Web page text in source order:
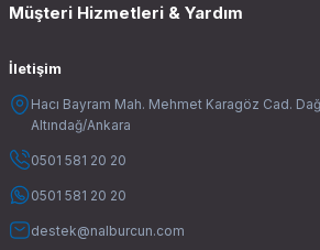
Müşteri Hizmetleri & Yardım
İletişim
Hacı Bayram Mah. Mehmet Karagöz Cad.
Altındağ/Ankara
0501 581 20 20
0501 581 20 20
destek@nalburcun.com